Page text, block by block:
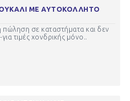
ΜΕ ΑΥΤΟΚΟΛΛΗΤΟ
πώληση σε καταστήματα και δεν
τιμές χονδρικής μόνο..